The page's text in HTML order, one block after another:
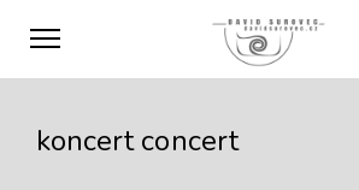
koncert concert